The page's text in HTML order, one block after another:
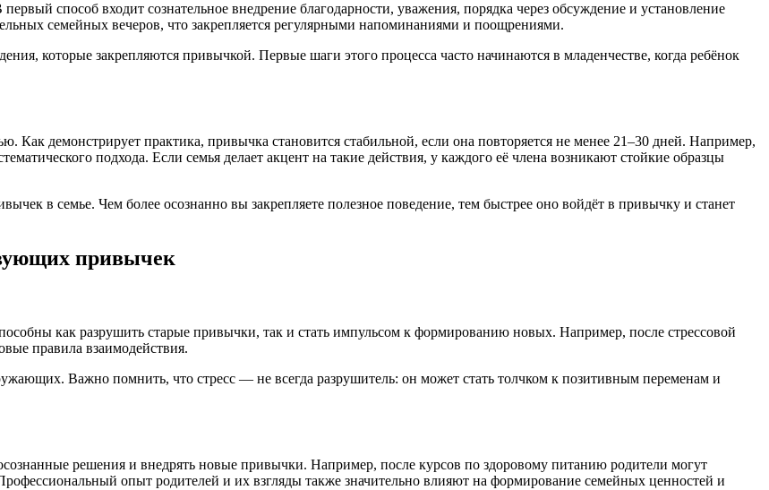
способ входит сознательное внедрение благодарности, уважения, порядка через обсуждение и установление
семейных вечеров, что закрепляется регулярными напоминаниями и поощрениями.
которые закрепляются привычкой. Первые шаги этого процесса часто начинаются в младенчестве, когда ребёнок
Как демонстрирует практика, привычка становится стабильной, если она повторяется не менее 21–30 дней. Например,
подхода. Если семья делает акцент на такие действия, у каждого её члена возникают стойкие образцы
в семье. Чем более осознанно вы закрепляете полезное поведение, тем быстрее оно войдёт в привычку и станет
привычек
как разрушить старые привычки, так и стать импульсом к формированию новых. Например, после стрессовой
правила взаимодействия.
Важно помнить, что стресс — не всегда разрушитель: он может стать толчком к позитивным переменам и
решения и внедрять новые привычки. Например, после курсов по здоровому питанию родители могут
опыт родителей и их взгляды также значительно влияют на формирование семейных ценностей и